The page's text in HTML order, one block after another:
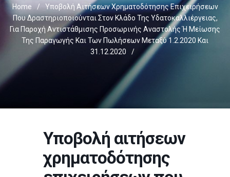
Home /
Υποβολή Αιτήσεων Χρηματοδότησης Επιχειρήσεων
Που Δραστηριοποιούνται Στον Κλάδο Της Υδατοκαλλιέργειας,
Για Παροχή Αντιστάθμισης Προσωρινής Αναστολής Ή Μείωσης
Της Παραγωγής Και Των Πωλήσεων Μεταξύ 1.2.2020 Και
31.12.2020
/
Υποβολή αιτήσεων
χρηματοδότησης